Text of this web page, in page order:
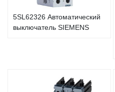
5SL62326 Автоматический
выключатель SIEMENS